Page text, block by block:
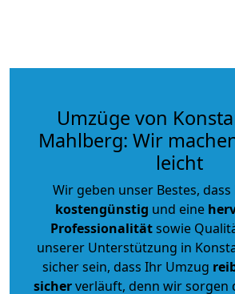
Umzüge von
Mahlberg: Wir
leicht
Wir geben unser Bestes,
kostengünstig und eine
Professionalitätsowie
unserer Unterstützung in
sicher sein, dass Ihr Umzug
sicherverläuft, denn wir sorgen